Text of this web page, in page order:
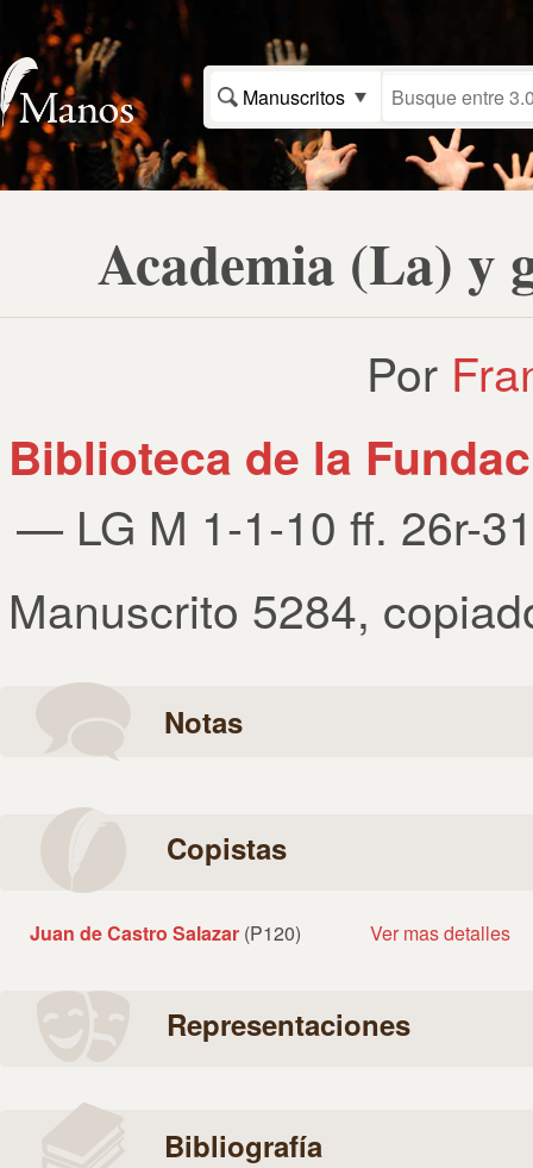
Manuscritos
Academia (La) y
Por
Biblioteca de la
— LG M 1-1-10 ff. 26r-
Manuscrito 5284,
Notas
Copistas
Juan de Castro Salazar (P120) Ver mas detalles
Representaciones
Bibliografía